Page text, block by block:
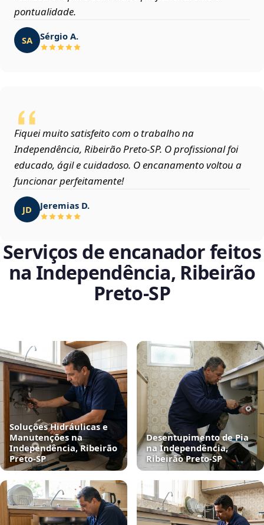
pontualidade.
SA Sérgio A.
Fiquei muito satisfeito com o trabalho na
Independência, Ribeirão Preto‑SP. O profissional foi
educado, ágil e cuidadoso. O encanamento voltou a
funcionar perfeitamente!
JD Jeremias D.
Serviços de encanador feitos
na Independência, Ribeirão
Preto‑SP
Soluções Hidráulicas e
Manutenções na
Independência, Ribeirão
Preto‑SP
Desentupimento de Pia
na Independência,
Ribeirão Preto‑SP